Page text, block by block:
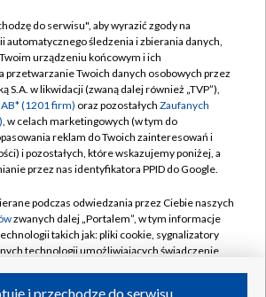
TVP
TVP
Cyfrowa
Regulamin TVP
Polityka prywatności
Moje zgody
Pomoc
Kontakt
Kanały
do serwisu", aby wyrazić zgody na
automatycznego śledzenia i zbierania danych,
urządzeniu końcowym i ich
przetwarzanie Twoich danych osobowych przez
S.A. w likwidacji (zwaną dalej również „TVP”),
(1201 firm) oraz pozostałych Zaufanych
, w celach marketingowych (w tym do
reklam do Twoich zainteresowań i
i pozostałych, które wskazujemy poniżej, a
przez nas identyfikatora PPID do Google.
podczas odwiedzania przez Ciebie naszych
zwanych dalej „Portalem”, w tym informacje
takich jak: pliki cookie, sygnalizatory
technologii umożliwiających świadczenie
i przechodzę do serwisu